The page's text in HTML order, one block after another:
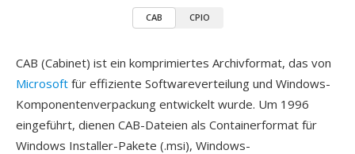
CAB CPIO
CAB (Cabinet) ist ein komprimiertes Archivformat, das von
Microsoft für effiziente Softwareverteilung und Windows-
Komponentenverpackung entwickelt wurde. Um 1996
eingeführt, dienen CAB-Dateien als Containerformat für
Windows Installer-Pakete (.msi), Windows-